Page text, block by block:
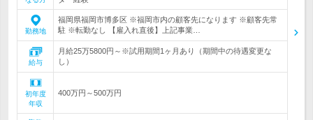
勤務地
福岡県福岡市博多区 ※福岡市内の顧客先になります ※顧客先常
駐 ※転勤なし 【雇入れ直後】上記事業…
給与
月給25万5800円～※試用期間1ヶ月あり（期間中の待遇変更な
し）
初年度
年収
400万円～500万円